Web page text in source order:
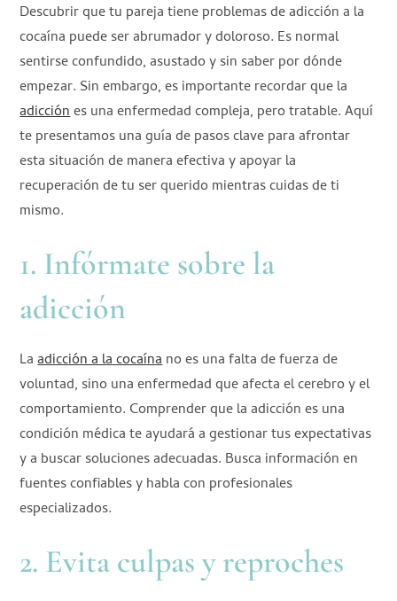
Descubrir que tu pareja tiene problemas de adicción a la
cocaína puede ser abrumador y doloroso. Es normal
sentirse confundido, asustado y sin saber por dónde
empezar. Sin embargo, es importante recordar que la
adicciónes una enfermedad compleja, pero tratable. Aquí
te presentamos una guía de pasos clave para afrontar
esta situación de manera efectiva y apoyar la
recuperación de tu ser querido mientras cuidas de ti
mismo.
1. Infórmate sobre la
adicción
Laadicción a la cocaínano es una falta de fuerza de
voluntad, sino una enfermedad que afecta el cerebro y el
comportamiento. Comprender que la adicción es una
condición médica te ayudará a gestionar tus expectativas
y a buscar soluciones adecuadas. Busca información en
fuentes confiables y habla con profesionales
especializados.
2. Evita culpas y reproches